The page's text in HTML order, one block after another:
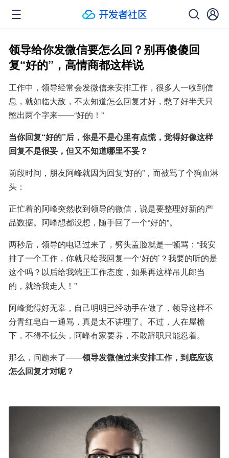
领导给你发微信要怎么回？别再傻傻回
复“好的”，高情商都这样说
工作中，领导经常会发微信来安排工作，很多人一收到信
息，就如临大敌，不太知道怎么回复才好，憋了好半天只
憋出两个字来——“好的！”
当你回复“好的”后，你是不是心里有点慌，觉得好像这样
回复不是很妥，但又不知道哪里不妥？
前段时间，朋友阿峰就因为回复“好的”，而被骂了个狗血淋
头：
正忙着的阿峰突然收到领导的微信，说是要整理好新的产
品数据。阿峰想都没想，随手回了一个“好的”。
两秒后，领导的电话过来了，劈头盖脸就是一顿骂：“我安
排了一个工作，你就只给我回复一个‘好的’？我要的听的是
这个吗？以后给我端正工作态度，如果再这样吊儿郎当
的，就给我走人！”
阿峰觉得好无辜，自己明明已经动手在做了，领导这样不
分青红皂白一通骂，真是太不讲理了。不过，人在屋檐
下，不得不低头，阿峰有家要养，不敢辞职只能忍着。
那么，问题来了——领导发微信过来安排工作，到底应该
怎么回复才对呢？